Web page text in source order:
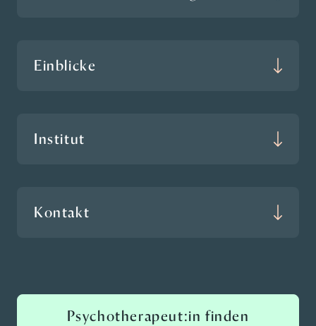
Einblicke
Institut
Kontakt
Psychotherapeut:in finden